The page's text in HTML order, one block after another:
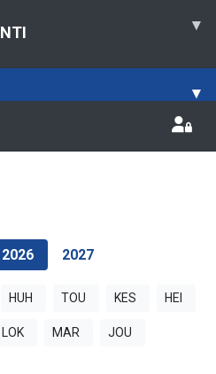
▾
▾
2026 2027
HUH TOU KES HEI
LOK MAR JOU